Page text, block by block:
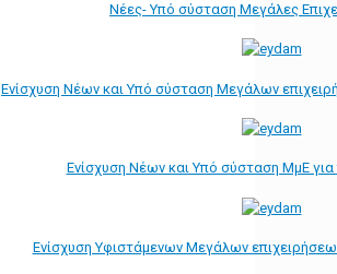
Νέες- Υπό σύσταση Μεγάλες
Ενίσχυση Νέων και Υπό σύσταση Μεγάλων
Ενίσχυση Νέων και Υπό σύσταση ΜμΕ
Ενίσχυση Υφιστάμενων Μεγάλων